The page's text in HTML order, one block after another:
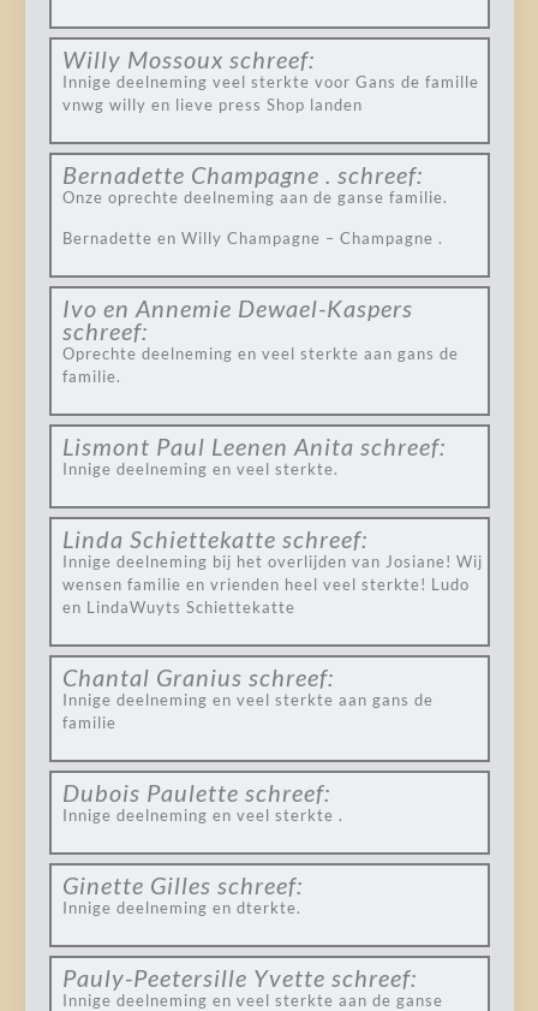
Willy Mossoux schreef:
Innige deelneming veel sterkte voor Gans de famille
vnwg willy en lieve press Shop landen
Bernadette Champagne . schreef:
Onze oprechte deelneming aan de ganse familie.
Bernadette en Willy Champagne – Champagne .
Ivo en Annemie Dewael-Kaspers
schreef:
Oprechte deelneming en veel sterkte aan gans de
familie.
Lismont Paul Leenen Anita schreef:
Innige deelneming en veel sterkte.
Linda Schiettekatte schreef:
Innige deelneming bij het overlijden van Josiane! Wij
wensen familie en vrienden heel veel sterkte! Ludo
en LindaWuyts Schiettekatte
Chantal Granius schreef:
Innige deelneming en veel sterkte aan gans de
familie
Dubois Paulette schreef:
Innige deelneming en veel sterkte .
Ginette Gilles schreef:
Innige deelneming en dterkte.
Pauly-Peetersille Yvette schreef:
Innige deelneming en veel sterkte aan de ganse